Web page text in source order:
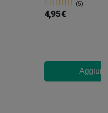
(5)
4,95 €